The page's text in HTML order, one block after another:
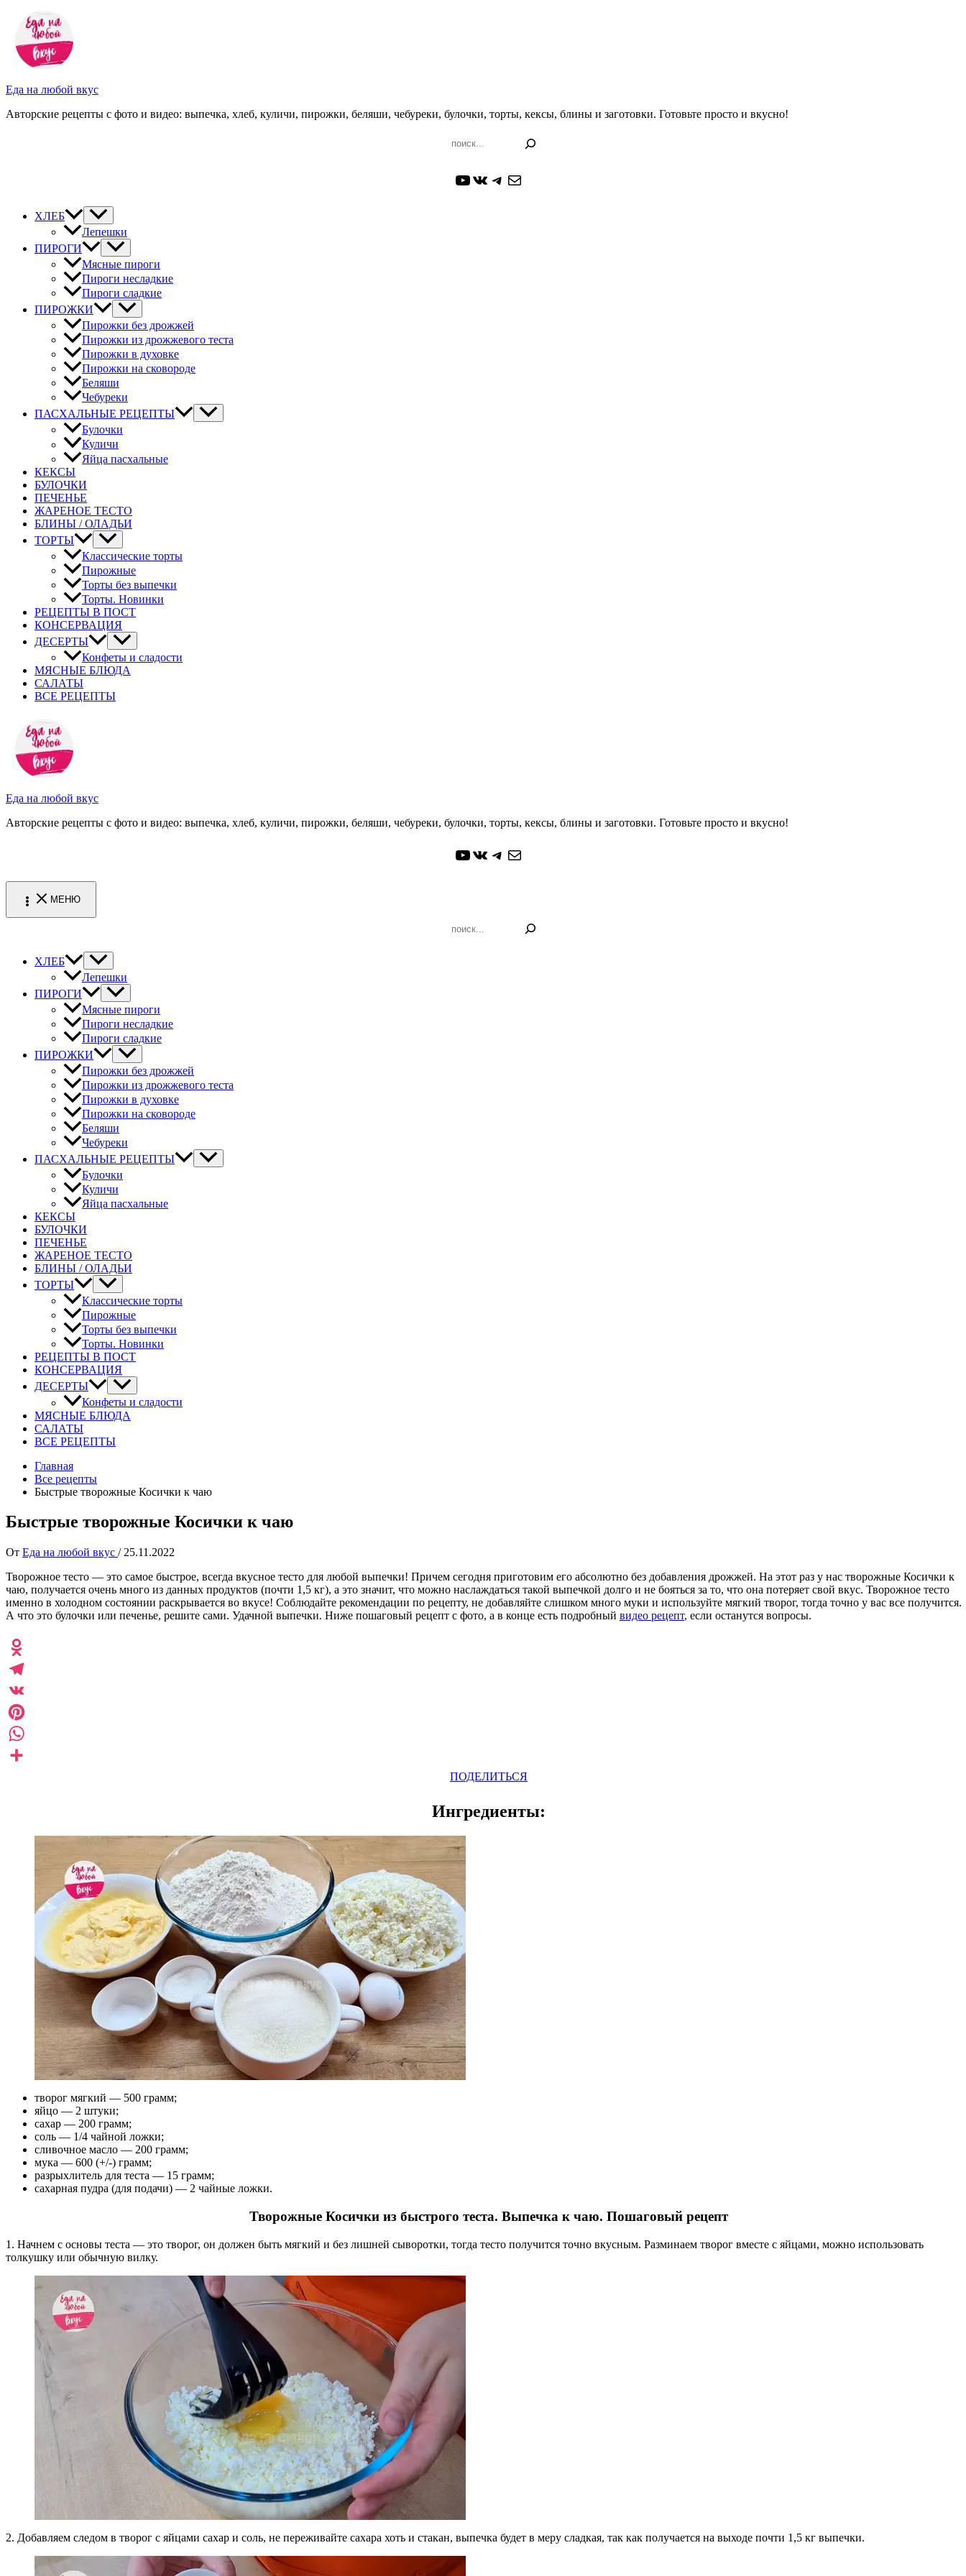
Перейти
содержимому
Еда на любой вкус
Авторские рецепты с фото и видео: выпечка, хлеб, куличи, пирожки, беляши, чебуреки, булочки, торты, кексы, блины и заготовки. Готовьте просто и вкусно!
YouTube
ВКонтакте
Telegram
Почта
ХЛЕБ
Лепешки
ПИРОГИ
Мясные пироги
Пироги несладкие
Пироги сладкие
ПИРОЖКИ
Пирожки без дрожжей
Пирожки из дрожжевого теста
Пирожки в духовке
Пирожки на сковороде
Беляши
Чебуреки
ПАСХАЛЬНЫЕ РЕЦЕПТЫ
Булочки
Куличи
Яйца пасхальные
КЕКСЫ
БУЛОЧКИ
ПЕЧЕНЬЕ
ЖАРЕНОЕ ТЕСТО
БЛИНЫ / ОЛАДЬИ
ТОРТЫ
Классические торты
Пирожные
Торты без выпечки
Торты. Новинки
РЕЦЕПТЫ В ПОСТ
КОНСЕРВАЦИЯ
ДЕСЕРТЫ
Конфеты и сладости
МЯСНЫЕ БЛЮДА
САЛАТЫ
ВСЕ РЕЦЕПТЫ
Еда на любой вкус
Авторские рецепты с фото и видео: выпечка, хлеб, куличи, пирожки, беляши, чебуреки, булочки, торты, кексы, блины и заготовки. Готовьте просто и вкусно!
YouTube
ВКонтакте
Telegram
Почта
МЕНЮ
ХЛЕБ
Лепешки
ПИРОГИ
Мясные пироги
Пироги несладкие
Пироги сладкие
ПИРОЖКИ
Пирожки без дрожжей
Пирожки из дрожжевого теста
Пирожки в духовке
Пирожки на сковороде
Беляши
Чебуреки
ПАСХАЛЬНЫЕ РЕЦЕПТЫ
Булочки
Куличи
Яйца пасхальные
КЕКСЫ
БУЛОЧКИ
ПЕЧЕНЬЕ
ЖАРЕНОЕ ТЕСТО
БЛИНЫ / ОЛАДЬИ
ТОРТЫ
Классические торты
Пирожные
Торты без выпечки
Торты. Новинки
РЕЦЕПТЫ В ПОСТ
КОНСЕРВАЦИЯ
ДЕСЕРТЫ
Конфеты и сладости
МЯСНЫЕ БЛЮДА
САЛАТЫ
ВСЕ РЕЦЕПТЫ
Главная
Все рецепты
Быстрые творожные Косички к чаю
Быстрые творожные Косички к чаю
От Еда на любой вкус / 25.11.2022
Творожное тесто — это самое быстрое, всегда вкусное тесто для любой выпечки! Причем сегодня приготовим его абсолютно без добавления дрожжей. На этот раз у нас творожные Косички к
чаю, получается очень много из данных продуктов (почти 1,5 кг), а это значит, что можно наслаждаться такой выпечкой долго и не бояться за то, что она потеряет свой вкус. Творожное тесто
именно в холодном состоянии раскрывается во вкусе! Соблюдайте рекомендации по рецепту, не добавляйте слишком много муки и используйте мягкий творог, тогда точно у вас все получится.
А что это булочки или печенье, решите сами. Удачной выпечки. Ниже пошаговый рецепт с фото, а в конце есть подробный видео рецепт, если останутся вопросы.
ПОДЕЛИТЬСЯ
Ингредиенты:
творог мягкий — 500 грамм;
яйцо — 2 штуки;
сахар — 200 грамм;
соль — 1/4 чайной ложки;
сливочное масло — 200 грамм;
мука — 600 (+/-) грамм;
разрыхлитель для теста — 15 грамм;
сахарная пудра (для подачи) — 2 чайные ложки.
Творожные Косички из быстрого теста. Выпечка к чаю. Пошаговый рецепт
1. Начнем с основы теста — это творог, он должен быть мягкий и без лишней сыворотки, тогда тесто получится точно вкусным. Разминаем творог вместе с яйцами, можно использовать
толкушку или обычную вилку.
2. Добавляем следом в творог с яйцами сахар и соль, не переживайте сахара хоть и стакан, выпечка будет в меру сладкая, так как получается на выходе почти 1,5 кг выпечки.